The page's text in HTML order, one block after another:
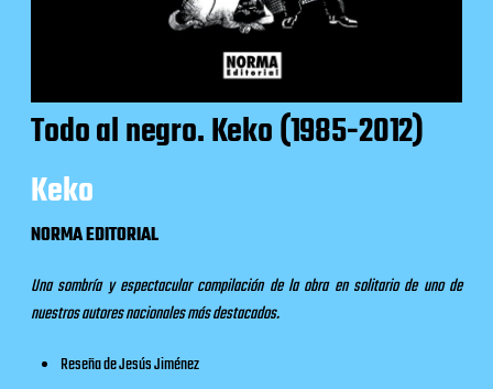
Todo al negro. Keko (1985-2012)
Keko
NORMA EDITORIAL
Una sombría y espectacular compilación de la obra en solitario de uno de
nuestros autores nacionales más destacados.
Reseñade Jesús Jiménez